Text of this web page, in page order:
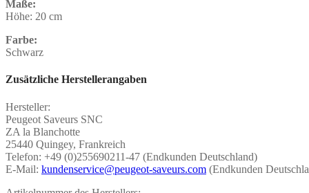
Maße:
Höhe: 20 cm
Farbe:
Schwarz
Zusätzliche Herstellerangaben
Hersteller:
Peugeot Saveurs SNC
ZA la Blanchotte
25440 Quingey, Frankreich
Telefon: +49 (0)255690211-47 (Endkunden Deutschland)
E-Mail: kundenservice@peugeot-saveurs.com (Endkunden